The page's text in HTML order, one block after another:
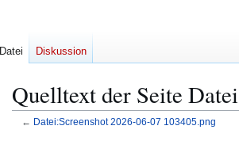
Quelltext der Seite
← Datei:Screenshot 2026-06-07 103405.png
Datei Diskussion